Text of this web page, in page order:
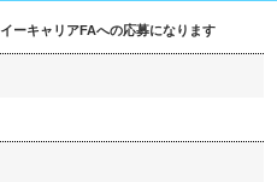
イーキャリアFAへの応募になります